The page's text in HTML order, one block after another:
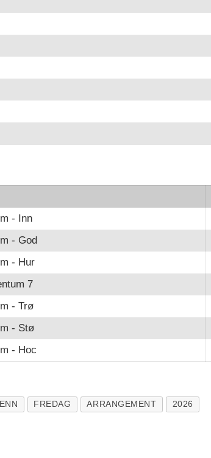
- Inn
- God
- Hur
7
- Trø
- Stø
- Hoc
FREDAG ARRANGEMENT 2026